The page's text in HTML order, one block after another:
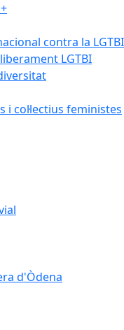
contra la
LGTBI
col·lectius feministes
d'Òdena